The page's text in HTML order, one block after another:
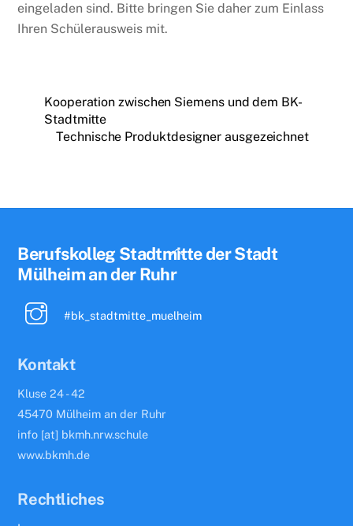
eingeladen sind. Bitte bringen Sie daher zum Einlass
Ihren Schülerausweis mit.
Kooperation zwischen Siemens und dem BK-
Stadtmitte
Technische Produktdesigner ausgezeichnet
Back
To
Berufskolleg Stadtmitte der Stadt
Mülheim an der Ruhr
#bk_stadtmitte_muelheim
Kontakt
Kluse 24 - 42
45470 Mülheim an der Ruhr
info [at] bkmh.nrw.schule
www.bkmh.de
Rechtliches